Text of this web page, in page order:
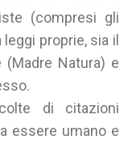
(compresi gli
proprie, sia il
(Madre Natura) e
di citazioni
essere umano e